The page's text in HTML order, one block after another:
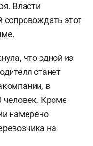
Власти
сопровождать этот
что одной из
станет
в
человек. Кроме
намерено
на